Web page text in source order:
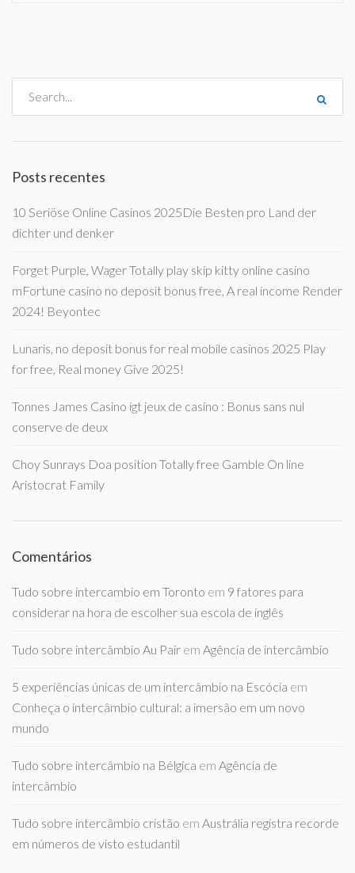
Posts recentes
10 Seriöse Online Casinos 2025Die Besten pro Land der
dichter und denker
Forget Purple, Wager Totally play skip kitty online casino
mFortune casino no deposit bonus free, A real income Render
2024! Beyontec
Lunaris, no deposit bonus for real mobile casinos 2025 Play
for free, Real money Give 2025!
Tonnes James Casino igt jeux de casino : Bonus sans nul
conserve de deux
Choy Sunrays Doa position Totally free Gamble On line
Aristocrat Family
Comentários
Tudo sobre intercambio em Toronto em 9 fatores para
considerar na hora de escolher sua escola de inglês
Tudo sobre intercâmbio Au Pair em Agência de intercâmbio
5 experiências únicas de um intercâmbio na Escócia em
Conheça o intercâmbio cultural: a imersão em um novo
mundo
Tudo sobre intercâmbio na Bélgica em Agência de
intercâmbio
Tudo sobre intercâmbio cristão em Austrália registra recorde
em números de visto estudantil